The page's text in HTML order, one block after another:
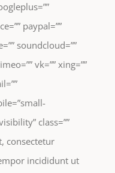
paypal=””
soundcloud=””
vk=”” xing=””
class=””
consectetur
incididunt ut